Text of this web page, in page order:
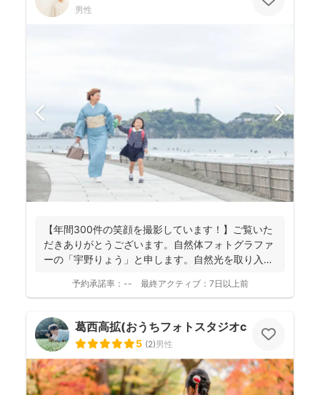
男性
【年間300件の笑顔を撮影しています！】ご覧いた
だきありがとうございます。自然体フォトグラファ
ーの「宇野りょう」と申します。自然光を取り入れ
予約承諾率： -- 最終アクティブ： 7日以上前
葛西高拡(おうちフォトスタジオcocofilm)
5 (2)男性